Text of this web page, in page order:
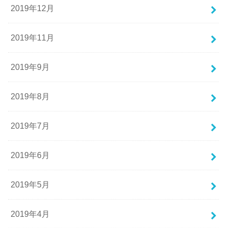
2019年12月
2019年11月
2019年9月
2019年8月
2019年7月
2019年6月
2019年5月
2019年4月